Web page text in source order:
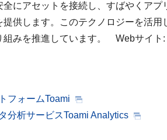
にアセットを接続し、すばやくア
提供します。このテクノロジーを活
組みを推進しています。 Webサイ
フォームToami
分析サービスToami Analytics